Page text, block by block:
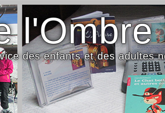
des enfants et des adultes